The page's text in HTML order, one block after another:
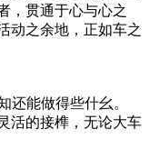
，贯通于心与心之
动之余地，正如车之
还能做得些什幺。
活的接榫，无论大车